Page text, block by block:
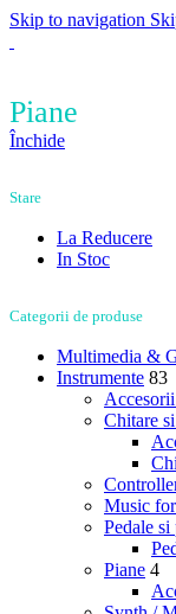
Skip to navigation
Piane
Închide
Stare
La Reducere
In Stoc
Categorii de produse
Multimedia &
Instrumente 83
Chitare
Music
Pedale si
Piane 4